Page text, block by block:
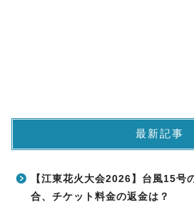
最新記事
【江東花火大会2026】台風15号
合、チケット料金の返金は？